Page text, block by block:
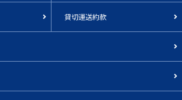
貸切運送約款